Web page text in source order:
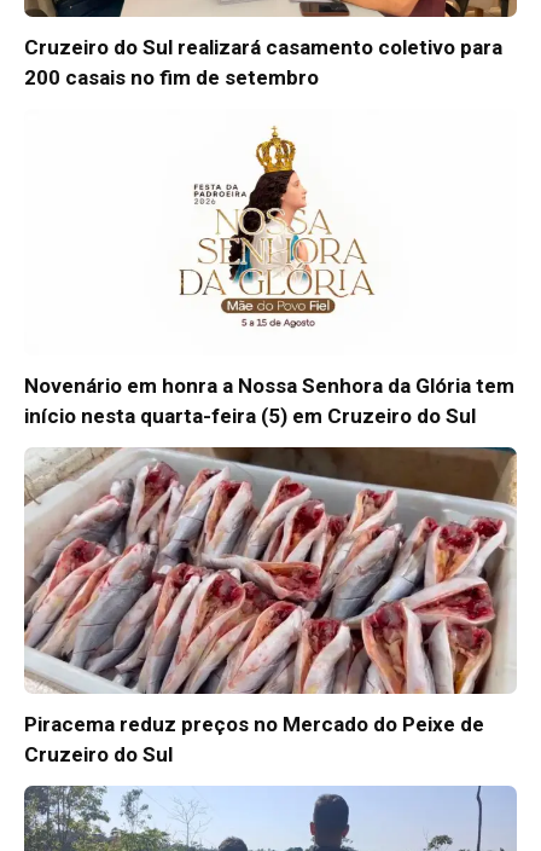
Cruzeiro do Sul realizará casamento coletivo para
200 casais no fim de setembro
Novenário em honra a Nossa Senhora da Glória tem
início nesta quarta-feira (5) em Cruzeiro do Sul
Piracema reduz preços no Mercado do Peixe de
Cruzeiro do Sul